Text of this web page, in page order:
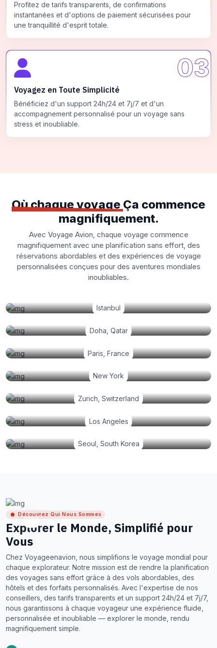
Profitez de tarifs transparents, de confirmations
instantanées et d'options de paiement sécurisées pour
une tranquillité d'esprit totale.
03
Voyagez en Toute Simplicité
Bénéficiez d'un support 24h/24 et 7j/7 et d'un
accompagnement personnalisé pour un voyage sans
stress et inoubliable.
Où chaque voyage Ça commence
magnifiquement.
Avec Voyage Avion, chaque voyage commence
magnifiquement avec une planification sans effort, des
réservations abordables et des expériences de voyage
personnalisées conçues pour des aventures mondiales
inoubliables.
Istanbul
Doha, Qatar
Paris, France
New York
Zurich, Switzerland
Los Angeles
Seoul, South Korea
Découvrez Qui Nous Sommes
Explorer le Monde, Simplifié pour
Vous
Chez Voyageenavion, nous simplifions le voyage mondial pour
chaque explorateur. Notre mission est de rendre la planification
des voyages sans effort grâce à des vols abordables, des
hôtels et des forfaits personnalisés. Avec l'expertise de nos
conseillers, des tarifs transparents et un support 24h/24 et 7j/7,
nous garantissons à chaque voyageur une expérience fluide,
personnalisée et inoubliable — explorer le monde, rendu
magnifiquement simple.